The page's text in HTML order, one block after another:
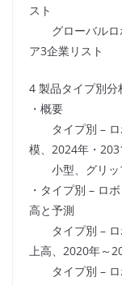
スト
グローバルロ
ア3企業リスト
4 製品タイプ別分
・概要
タイプ別 – ロ
模、2024年・
小型、グリッ
・タイプ別 – ロ
高と予測
タイプ別 – ロ
上高、2020年～
タイプ別 – ロ